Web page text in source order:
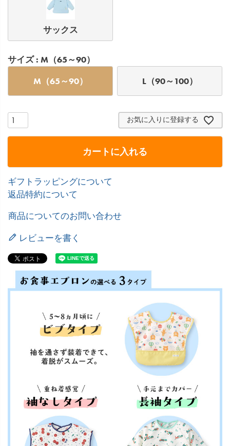
サックス
サイズ M（65～90）
M（65～90） L（90～100）
お気に入りに登録する
カートに入れる
ギフトラッピングについて
返品特約について
商品についてのお問い合わせ
レビューを書く